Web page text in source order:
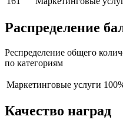
Распределение
Респределение общего
по категориям
Маркетинговые услуги
Качество наград